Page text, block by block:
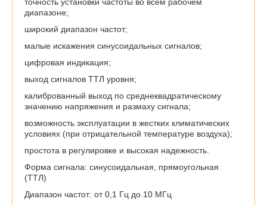
диапазоне;
широкий диапазон частот;
малые искажения синусоидальных сигналов;
цифровая индикация;
выход сигналов ТТЛ уровня;
калиброванный выход по среднеквадратическому
значению напряжения и размаху сигнала;
возможность эксплуатации в жестких климатических
условиях (при отрицательной температуре воздуха);
простота в регулировке и высокая надежность.
Форма сигнала: синусоидальная, прямоугольная
(ТТЛ)
Диапазон частот: от 0,1 Гц до 10 МГц